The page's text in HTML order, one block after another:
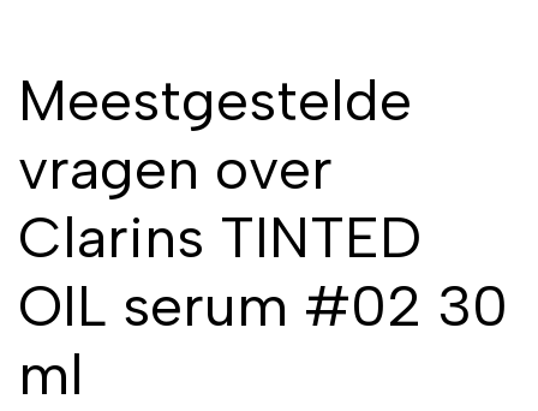
Meestgestelde
vragen over
Clarins TINTED
OIL serum #02 30
ml